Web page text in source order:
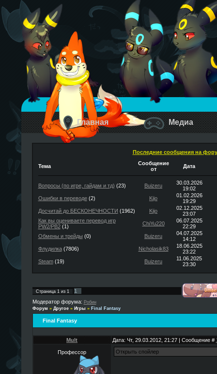
Главная Медиа
Последние сообщения на
Тема
Сообщение
от
Дата
Вопросы (по игре, гайдам и тд) (23) Buizeru
30.03.2026
19:02
Ошибки в переводе(2) Kijo
01.02.2026
19:29
Досчитай до БЕСКОНЕЧНОСТИ (1962) Kijo
02.12.2025
23:07
Как вы оцениваете перевод игр
PW2/PB2(1) ChiYu220
06.07.2025
22:29
Обмены и трейды (0) Buizeru
04.07.2025
14:12
Флудилка(7806) Nicholasik83
18.06.2025
23:22
Steam(19) Buizeru
11.06.2025
23:30
Страница 1из 1
1
Модератор форума: Робин
Форум » Другое » Игры » Final Fantasy
Final Fantasy
Mult Дата: Чт, 29.03.2012, 21:27 | Сообщение #
Профессор